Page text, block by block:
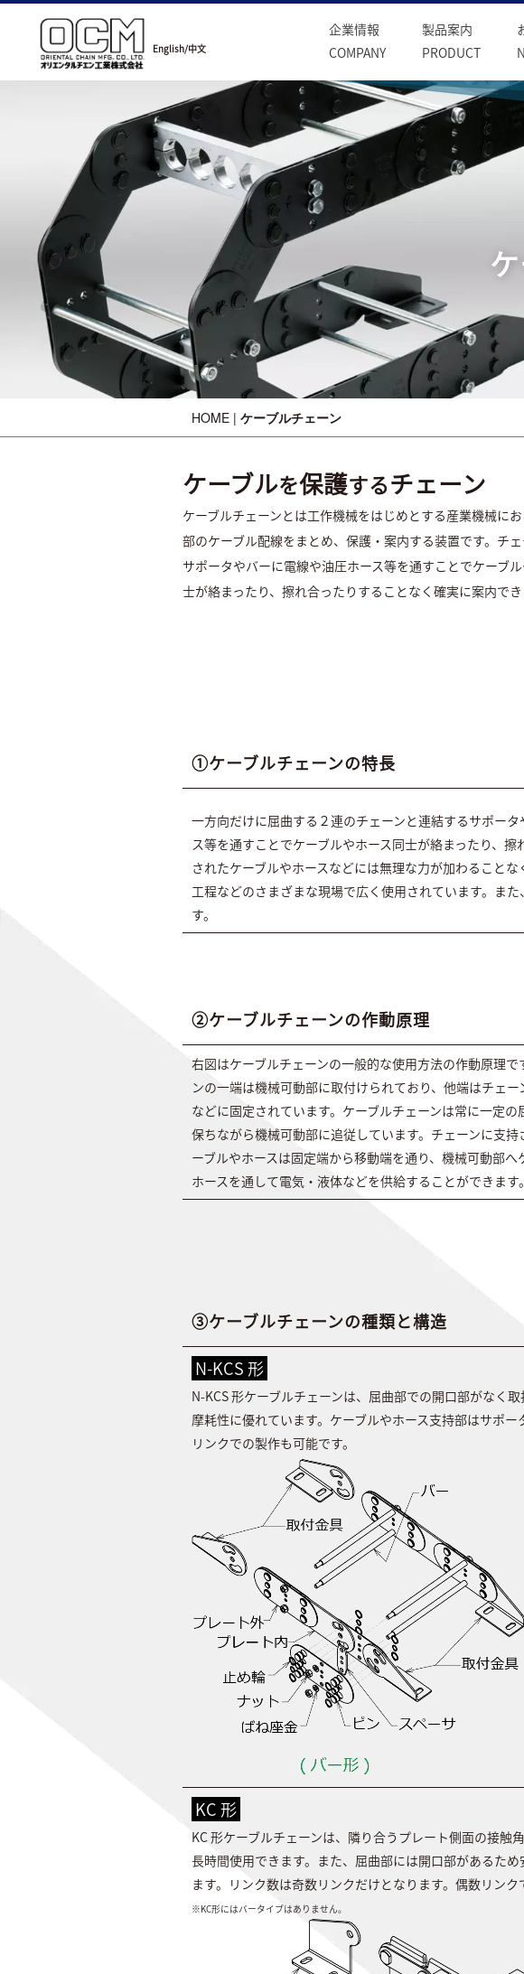
English/中文
企業情報
COMPANY
製品案内
PRODUCT
HOME | ケーブルチェーン
ケーブルを保護するチェーン
ケーブルチェーンとは工作機械をはじめとする産業機械に
部のケーブル配線をまとめ、保護・案内する装置です。チ
サポータやバーに電線や油圧ホース等を通すことでケーブ
士が絡まったり、擦れ合ったりすることなく確実に案内でき
①ケーブルチェーンの特長
一方向だけに屈曲する２連のチェーンと連結するサポー
ス等を通すことでケーブルやホース同士が絡まったり、
されたケーブルやホースなどには無理な力が加わること
工程などのさまざまな現場で広く使用されています。ま
す。
②ケーブルチェーンの作動原理
右図はケーブルチェーンの一般的な使用方法の作動原理で
ンの一端は機械可動部に取付けられており、他端はチェー
などに固定されています。ケーブルチェーンは常に一定の
保ちながら機械可動部に追従しています。チェーンに支持
ーブルやホースは固定端から移動端を通り、機械可動部へ
ホースを通して電気・液体などを供給することができます。
③ケーブルチェーンの種類と構造
N-KCS 形
N-KCS 形ケーブルチェーンは、屈曲部での開口部がなく
摩耗性に優れています。ケーブルやホース支持部はサポ
リンクでの製作も可能です。
KC 形
KC 形ケーブルチェーンは、隣り合うプレート側面の接触
長時間使用できます。また、屈曲部には開口部があるた
ます。リンク数は奇数リンクだけとなります。偶数リンク
※KC形にはバータイプはありません。